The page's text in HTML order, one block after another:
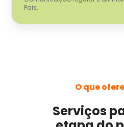
Pais.
O que
Serviços